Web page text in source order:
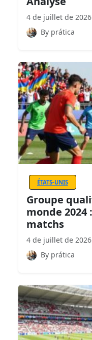
4 de juillet de 2026
By prática
ÉTATS-UNIS
Groupe
monde
matchs
4 de juillet de 2026
By prática